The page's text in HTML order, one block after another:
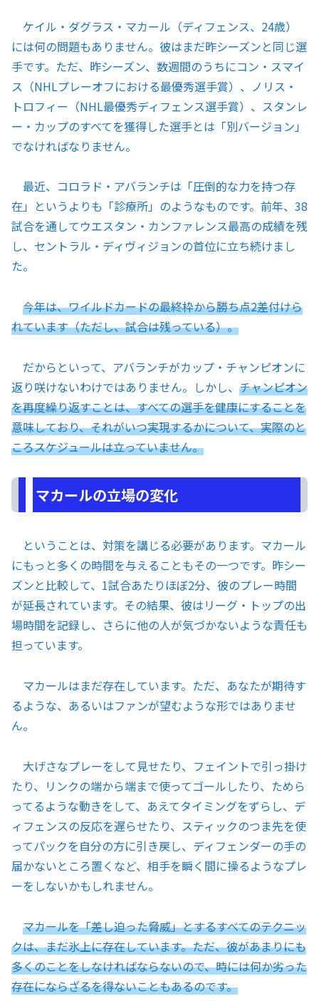
ケイル・ダグラス・マカール（ディフェンス、24歳）
には何の問題もありません。彼はまだ昨シーズンと同じ選
手です。ただ、昨シーズン、数週間のうちにコン・スマイ
ス（NHLプレーオフにおける最優秀選手賞）、ノリス・
トロフィー（NHL最優秀ディフェンス選手賞）、スタンレ
ー・カップのすべてを獲得した選手とは「別バージョン」
でなければなりません。
最近、コロラド・アバランチは「圧倒的な力を持つ存
在」というよりも「診療所」のようなものです。前年、38
試合を通してウエスタン・カンファレンス最高の成績を残
し、セントラル・ディヴィジョンの首位に立ち続けまし
た。
今年は、ワイルドカードの最終枠から勝ち点2差付けら
れています（ただし、試合は残っている）。
だからといって、アバランチがカップ・チャンピオンに
返り咲けないわけではありません。しかし、 チャンピオン
を再度繰り返すことは、すべての選手を健康にすることを
意味しており、それがいつ実現するかについて、実際のと
ころスケジュールは立っていません。
マカールの立場の変化
ということは、対策を講じる必要があります。マカール
にもっと多くの時間を与えることもその一つです。昨シー
ズンと比較して、1試合あたりほぼ2分、彼のプレー時間
が延長されています。その結果、彼はリーグ・トップの出
場時間を記録し、さらに他の人が気づかないような責任も
担っています。
マカールはまだ存在しています。ただ、あなたが期待す
るような、あるいはファンが望むような形ではありませ
ん。
大げさなプレーをして見せたり、フェイントで引っ掛け
たり、リンクの端から端まで使ってゴールしたり、ためら
ってるような動きをして、あえてタイミングをずらし、デ
ィフェンスの反応を遅らせたり、スティックのつま先を使
ってパックを自分の方に引き戻し、ディフェンダーの手の
届かないところ置くなど、相手を瞬く間に操るようなプレ
ーをしないかもしれません。
マカールを「差し迫った脅威」とするすべてのテクニッ
クは、まだ氷上に存在しています。ただ、彼があまりにも
多くのことをしなければならないので、時には何か劣った
存在にならざるを得ないこともあるのです。